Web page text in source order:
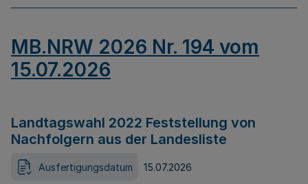
MB.NRW 2026 Nr. 194 vom
15.07.2026
Landtagswahl 2022 Feststellung von
Nachfolgern aus der Landesliste
Ausfertigungsdatum 15.07.2026